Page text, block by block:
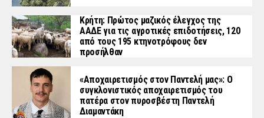
Κρήτη: Πρώτος μαζικός έλεγχος της
ΑΑΔΕ για τις αγροτικές επιδοτήσεις, 120
από τους 195 κτηνοτρόφους δεν
προσήλθαν
«Aποχαιρετισμός στον Παντελή μας»: Ο
συγκλονιστικός αποχαιρετισμός του
πατέρα στον πυροσβέστη Παντελή
Διαμαντάκη